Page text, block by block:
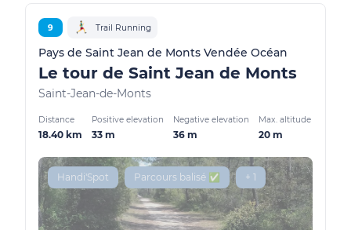
9 Trail Running
Pays de Saint Jean de Monts Vendée Océan
Le tour de Saint Jean de Monts
Saint-Jean-de-Monts
Distance
18.40 km
Positive elevation
33 m
Negative elevation
36 m
Max. altitude
20 m
Handi'Spot Parcours balisé ✅ + 1